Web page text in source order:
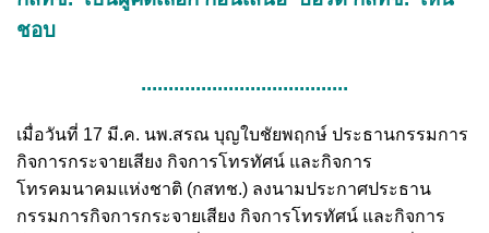
ชอบ
......................................
เมื่อวันที่ 17 มี.ค. นพ.สรณ บุญใบชัยพฤกษ์ ประธานกรรมการ
กิจการกระจายเสียง กิจการโทรทัศน์ และกิจการ
โทรคมนาคมแห่งชาติ (กสทช.) ลงนามประกาศประธาน
กรรมการกิจการกระจายเสียง กิจการโทรทัศน์ และกิจการ